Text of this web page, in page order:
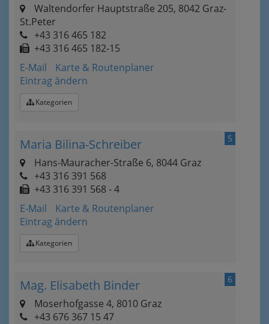
Waltendorfer Hauptstraße 205, 8042 Graz-
St.Peter
+43 316 465 182
+43 316 465 182-15
E-Mail
Karte & Routenplaner
Eintrag ändern
Kategorien
5
Maria Bilina-Schreiber
Hans-Mauracher-Straße 6, 8044 Graz
+43 316 391 568
+43 316 391 568 - 4
E-Mail
Karte & Routenplaner
Eintrag ändern
Kategorien
6
Mag. Elisabeth Binder
Moserhofgasse 4, 8010 Graz
+43 676 367 15 47